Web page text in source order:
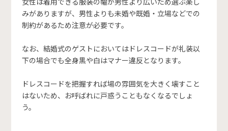
みがありますが、男性よりも未婚や既婚・立場などでの
制約があるため注意が必要です。
なお、結婚式のゲストにおいてはドレスコードが礼装以
下の場合でも全身黒や白はマナー違反となります。
ドレスコードを把握すれば場の雰囲気を大きく壊すこと
はないため、お呼ばれに戸惑うこともなくなるでしょ
う。